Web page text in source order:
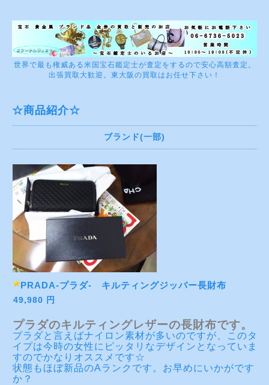
世界で最も権威ある米国宝石鑑定士が査定をするので安心高額査定。
出張買取大歓迎。東大阪の買取はお任せ下さい！
☆商品紹介☆
ブランド(一部)
PRADA-プラダ- キルティングジッパー長財布
49,980 円
プラダのキルティングレザーの長財布です。
プラダと言えばナイロン素材が多いのですが、このタ
イプは今時の女性にピッタリなデザインとなっていま
すのでかなりオススメです☆
状態もほぼ新品のAランクです。お早めにいかがです
か？